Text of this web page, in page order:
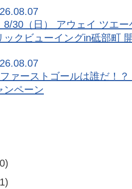
8/30（日） アウェイ ツエー
ックビューイングin砥部町
ファーストゴールは誰だ！？
ンペーン